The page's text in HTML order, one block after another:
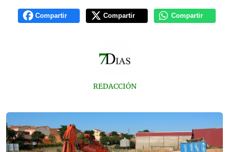
Compartir Compartir Compartir
REDACCIÓN